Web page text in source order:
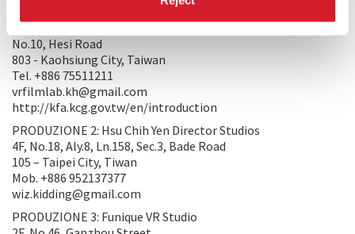
PRODUZIONE/DISTRIBUZIONE
PRODUZIONE 1: Kaohsiung Film Archive
No.10, Hesi Road
803 - Kaohsiung City, Taiwan
Tel. +886 75511211
vrfilmlab.kh@gmail.com
http://kfa.kcg.gov.tw/en/introduction
PRODUZIONE 2: Hsu Chih Yen Director Studios
4F, No.18, Aly.8, Ln.158, Sec.3, Bade Road
105 – Taipei City, Tiwan
Mob. +886 952137377
wiz.kidding@gmail.com
PRODUZIONE 3: Funique VR Studio